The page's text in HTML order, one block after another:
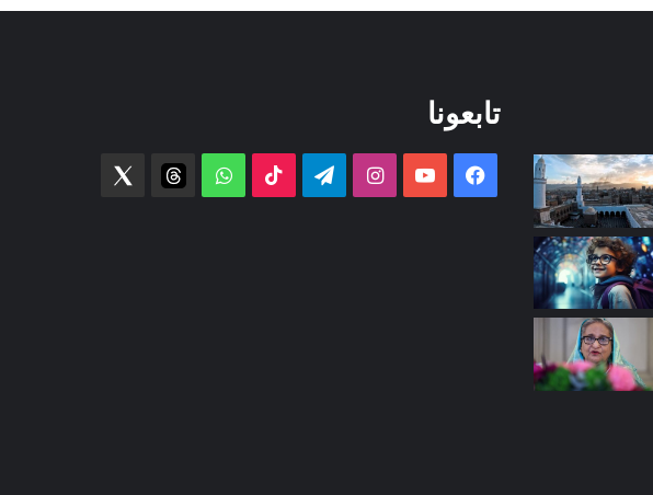
تابعونا
فيسبوك‫YouTubeانستقرامتيلقرام ‫TikTok واتساب threads